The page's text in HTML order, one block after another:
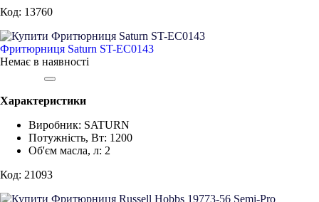
Код: 13760
Фритюрниця Saturn ST-EC0143
Немає в наявності
Характеристики
Виробник: SATURN
Потужність, Вт: 1200
Об'єм масла, л: 2
Код: 21093